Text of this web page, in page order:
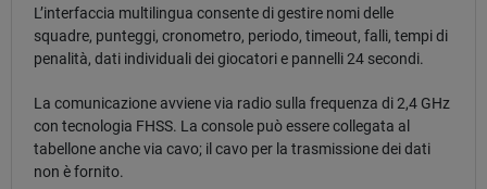
L’interfaccia multilingua consente di gestire nomi delle
squadre, punteggi, cronometro, periodo, timeout, falli, tempi di
penalità, dati individuali dei giocatori e pannelli 24 secondi.
La comunicazione avviene via radio sulla frequenza di 2,4 GHz
con tecnologia FHSS. La console può essere collegata al
tabellone anche via cavo; il cavo per la trasmissione dei dati
non è fornito.